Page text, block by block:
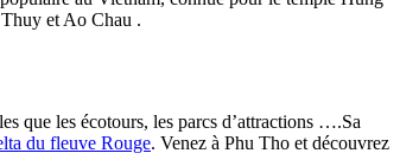
et Ao Chau .
que les écotours, les parcs d’attractions ….Sa
du fleuve Rouge. Venez à Phu Tho et découvrez